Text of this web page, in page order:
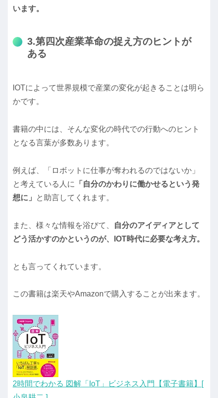
います。
3.第四次産業革命の捉え方のヒントが
ある
IOTによって世界規模で産業の変化が起きることは明ら
かです。
書籍の中には、そんな変化の時代での行動へのヒント
となる言葉が多数あります。
例えば、「ロボットに仕事が奪われるのではないか」
と考えている人に
「自分のかわりに働かせるという発
想に」
と助言してくれます。
また、様々な情報を浴びて、
自分のアイディアとして
どう活かすのかというのが、IOT時代に必要な考え方。
とも言ってくれています。
この書籍は楽天やAmazonで購入することが出来ます。
2時間でわかる 図解「IoT」ビジネス入門【電子書籍】[